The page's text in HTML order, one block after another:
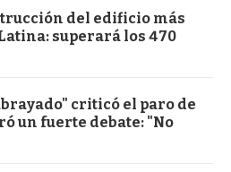
del edificio más
superará los 470
criticó el paro de
un fuerte debate: "No